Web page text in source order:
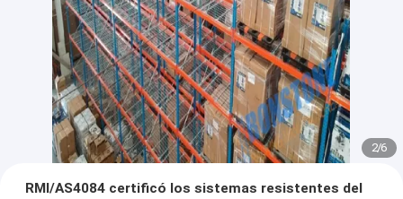
2/6
RMI/AS4084 certificó los sistemas resistentes del